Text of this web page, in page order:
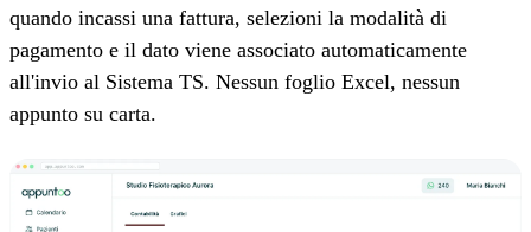
quando incassi una fattura, selezioni la modalità di
pagamento e il dato viene associato automaticamente
all'invio al Sistema TS. Nessun foglio Excel, nessun
appunto su carta.